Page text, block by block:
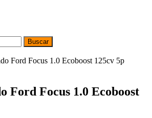
Ford Focus 1.0 Ecoboost 125cv 5p
Ford Focus 1.0 Ecoboost